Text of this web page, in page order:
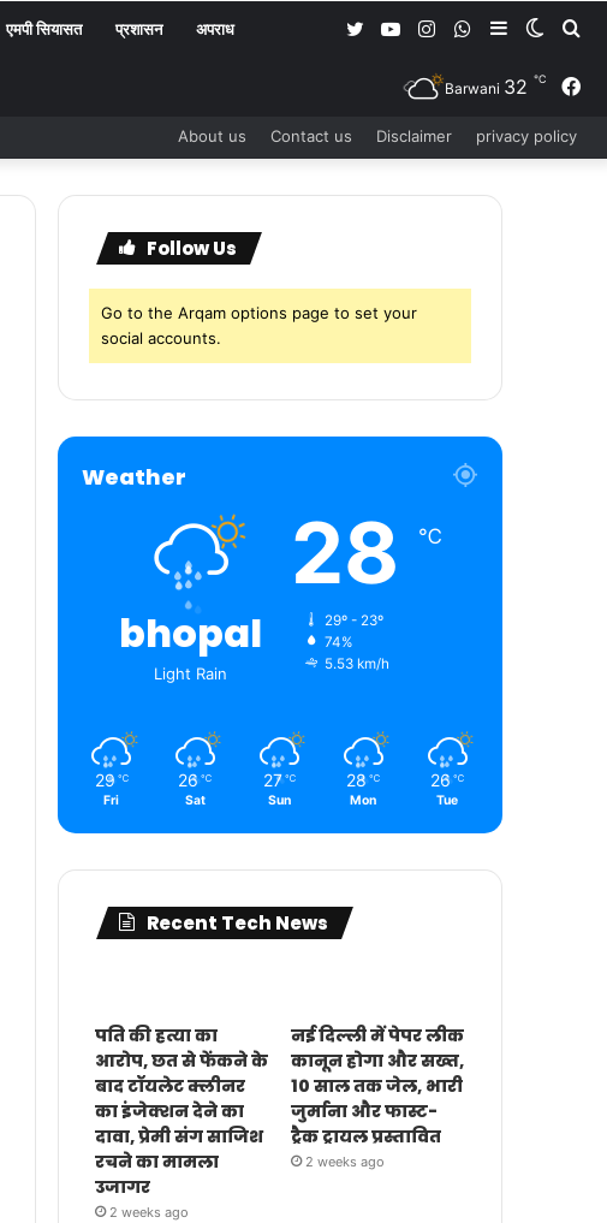
एमपी सियासत प्रशासन अपराध
for
Switch
skin
Sidebar
WhatsApp
Instagram
YouTube
Twitter
Barwani 32 ℃
About us Contact us Disclaimer privacy policy
Follow Us
Go to the Arqam options page to set your
social accounts.
Weather
bhopal
Light Rain
28 ℃
29º - 23º
74%
5.53 km/h
29 ℃
Fri
26 ℃
Sat
27 ℃
Sun
28 ℃
Mon
26 ℃
Tue
Recent Tech News
पति की हत्या का
आरोप, छत से फेंकने के
बाद टॉयलेट क्लीनर
का इंजेक्शन देने का
दावा, प्रेमी संग साजिश
रचने का मामला
उजागर
2 weeks ago
नई दिल्ली में पेपर लीक
कानून होगा और सख्त,
10 साल तक जेल, भारी
जुर्माना और फास्ट-
ट्रैक ट्रायल प्रस्तावित
2 weeks ago